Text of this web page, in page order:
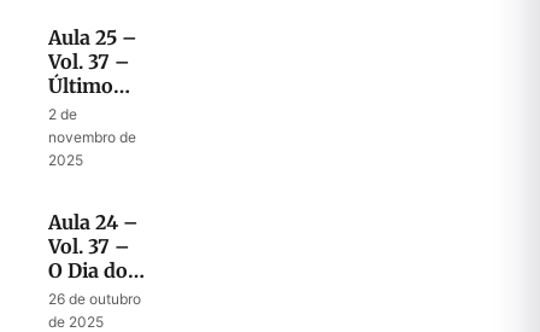
Aula 25 –
Vol. 37 –
Último
recado de
Malaquias:
nunca se
Mosaica
2 de
novembro de
2025
Aula 24 –
Vol. 37 –
O Dia do
Senhor:
Dia de
26 de outubro
de 2025